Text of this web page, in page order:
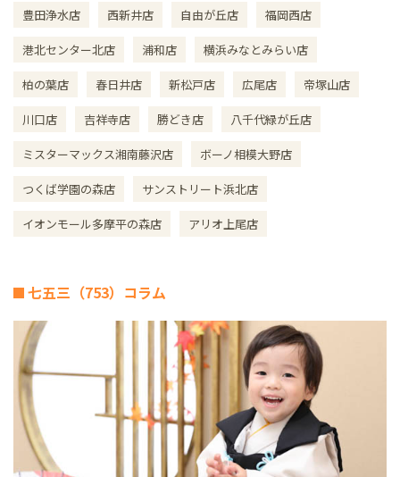
豊田浄水店 西新井店 自由が丘店 福岡西店
港北センター北店 浦和店 横浜みなとみらい店
柏の葉店 春日井店 新松戸店 広尾店 帝塚山店
川口店 吉祥寺店 勝どき店 八千代緑が丘店
ミスターマックス湘南藤沢店 ボーノ相模大野店
つくば学園の森店 サンストリート浜北店
イオンモール多摩平の森店 アリオ上尾店
七五三（753）コラム